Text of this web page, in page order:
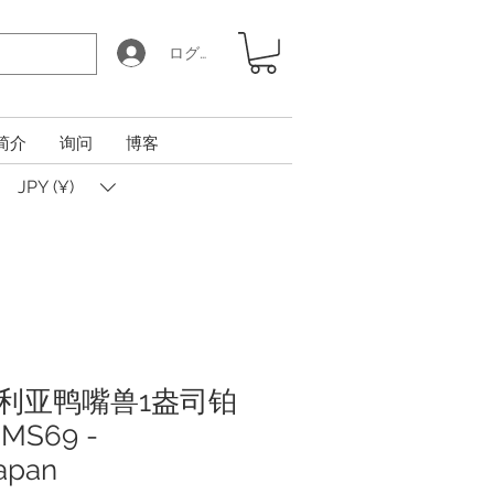
ログイン
介 询问 博客
JPY (¥)
亚鸭嘴兽1盎司铂
-